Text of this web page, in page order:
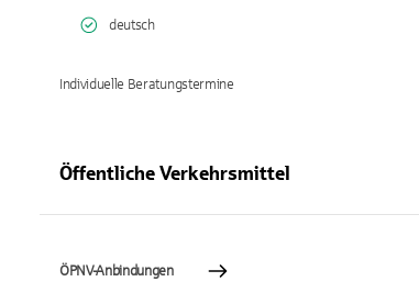
deutsch
Individuelle Beratungstermine
Öffentliche Verkehrsmittel
ÖPNV-Anbindungen